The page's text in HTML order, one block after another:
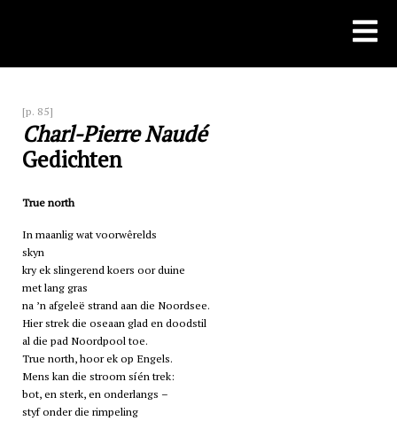
[p. 85]
Charl-Pierre Naudé
Gedichten
True north
In maanlig wat voorwêrelds
skyn
kry ek slingerend koers oor duine
met lang gras
na ’n afgeleë strand aan die Noordsee.
Hier strek die oseaan glad en doodstil
al die pad Noordpool toe.
True north, hoor ek op Engels.
Mens kan die stroom síén trek:
bot, en sterk, en onderlangs –
styf onder die rimpeling